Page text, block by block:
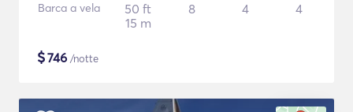
Barca a vela
50 ft
15 m
8 4 4
$746 /notte